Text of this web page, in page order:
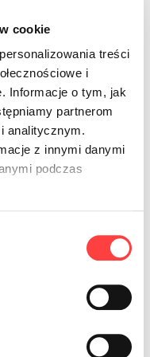
cookie
treści
i
Informacje o tym, jak
partnerom
analitycznym.
z innymi danymi
podczas
Constanza z tiulu
zł
M
biustonosz Emma